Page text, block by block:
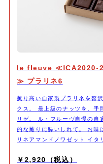
le fleuve ≪ICA2020-
≫ プラリネ6
薫り高い自家製プラリネを贅
クス。 最上級のナッツを、手
リゼ。 ル・フルーヴ自慢の自
的な薫りに酔いしれて。 お味
リネアマンドノワゼット イタ
・プラリネシトロン アーモン
￥2,920（税込）